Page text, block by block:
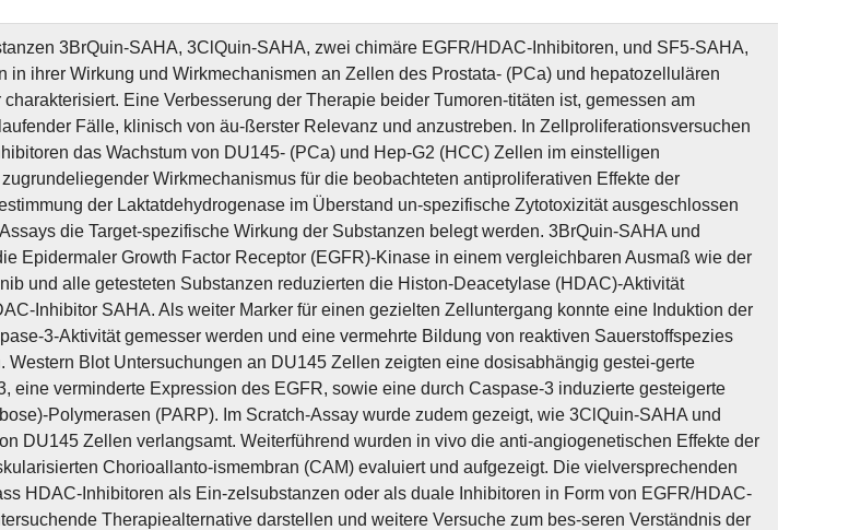
3BrQuin-SAHA, 3ClQuin-SAHA, zwei chimäre EGFR/HDAC-Inhibitoren, und SF5-SAHA,
in ihrer Wirkung und Wirkmechanismen an Zellen des Prostata- (PCa) und hepatozellulären
Eine Verbesserung der Therapie beider Tumoren-titäten ist, gemessen am
Fälle, klinisch von äu-ßerster Relevanz und anzustreben. In Zellproliferationsversuchen
das Wachstum von DU145- (PCa) und Hep-G2 (HCC) Zellen im einstelligen
Wirkmechanismus für die beobachteten antiproliferativen Effekte der
der Laktatdehydrogenase im Überstand un-spezifische Zytotoxizität ausgeschlossen
die Target-spezifische Wirkung der Substanzen belegt werden. 3BrQuin-SAHA und
Epidermaler Growth Factor Receptor (EGFR)-Kinase in einem vergleichbaren Ausmaß wie der
und alle getesteten Substanzen reduzierten die Histon-Deacetylase (HDAC)-Aktivität
Inhibitor SAHA. Als weiter Marker für einen gezielten Zelluntergang konnte eine Induktion der
3-Aktivität gemesser werden und eine vermehrte Bildung von reaktiven Sauerstoffspezies
Western Blot Untersuchungen an DU145 Zellen zeigten eine dosisabhängig gestei-gerte
eine verminderte Expression des EGFR, sowie eine durch Caspase-3 induzierte gesteigerte
Polymerasen (PARP). Im Scratch-Assay wurde zudem gezeigt, wie 3ClQuin-SAHA und
DU145 Zellen verlangsamt. Weiterführend wurden in vivo die anti-angiogenetischen Effekte der
Chorioallanto-ismembran (CAM) evaluiert und aufgezeigt. Die vielversprechenden
HDAC-Inhibitoren als Ein-zelsubstanzen oder als duale Inhibitoren in Form von EGFR/HDAC-
Therapiealternative darstellen und weitere Versuche zum bes-seren Verständnis der